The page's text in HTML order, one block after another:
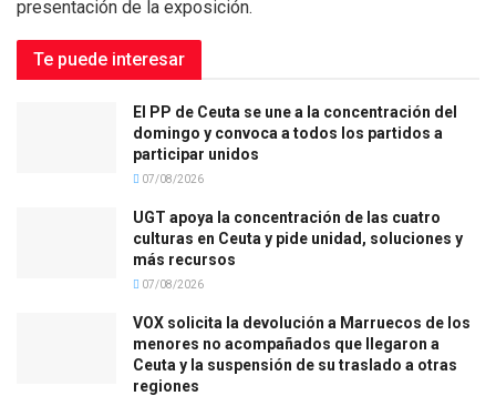
presentación de la exposición.
Te puede interesar
El PP de Ceuta se une a la concentración del
domingo y convoca a todos los partidos a
participar unidos
07/08/2026
UGT apoya la concentración de las cuatro
culturas en Ceuta y pide unidad, soluciones y
más recursos
07/08/2026
VOX solicita la devolución a Marruecos de los
menores no acompañados que llegaron a
Ceuta y la suspensión de su traslado a otras
regiones